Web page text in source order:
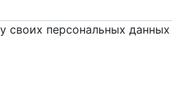
своих персональных данных